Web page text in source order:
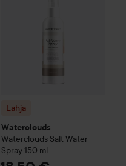
Lahja
Waterclouds
Waterclouds Salt Water
Spray 150 ml